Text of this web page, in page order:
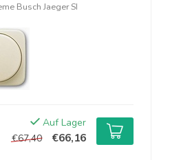
Busch Jaeger SI
Auf Lager
€67,40
€66,16